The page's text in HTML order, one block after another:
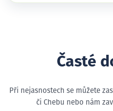
Časté
Při nejasnostech se můžete
či Chebu nebo nám